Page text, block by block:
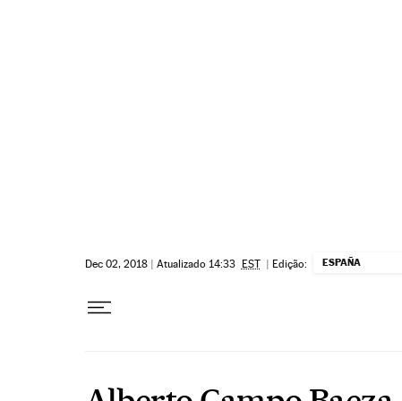
Dec 02, 2018 | Atualizado 14:33 EST | Edição: ESPAÑA